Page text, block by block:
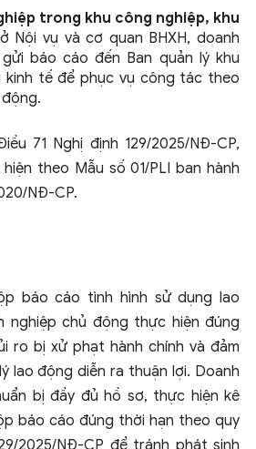
trong khu công nghiệp, khu
Nội vụ và cơ quan BHXH, doanh
báo cáo đến Ban quản lý khu
kinh tế để phục vụ công tác theo
71 Nghị định 129/2025/NĐ-CP,
theo Mẫu số 01/PLI ban hành
NĐ-CP.
báo cáo tình hình sử dụng lao
nghiệp chủ động thực hiện đúng
ro bị xử phạt hành chính và đảm
lao động diễn ra thuận lợi. Doanh
bị đầy đủ hồ sơ, thực hiện kê
báo cáo đúng thời hạn theo quy